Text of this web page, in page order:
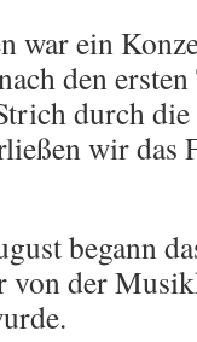
war ein
den
durch
wir das
begann
von der